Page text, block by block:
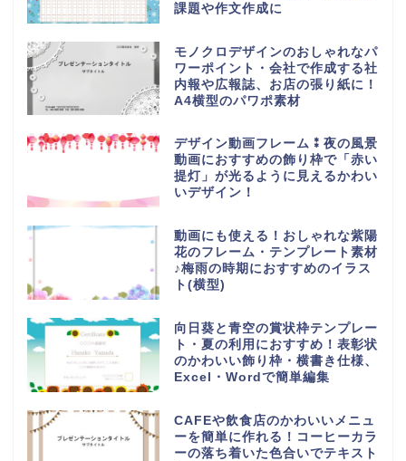
課題や作文作成に
モノクロデザインのおしゃれなパ
ワーポイント・会社で作成する社
内報や広報誌、お店の張り紙に！
A4横型のパワポ素材
デザイン動画フレーム⁑夜の風景
動画におすすめの飾り枠で「赤い
提灯」が光るように見えるかわい
いデザイン！
動画にも使える！おしゃれな紫陽
花のフレーム・テンプレート素材
♪梅雨の時期におすすめのイラス
ト(横型)
向日葵と青空の賞状枠テンプレー
ト・夏の利用におすすめ！表彰状
のかわいい飾り枠・横書き仕様、
Excel・Wordで簡単編集
CAFEや飲食店のかわいいメニュ
ーを簡単に作れる！コーヒーカラ
ーの落ち着いた色合いでテキスト